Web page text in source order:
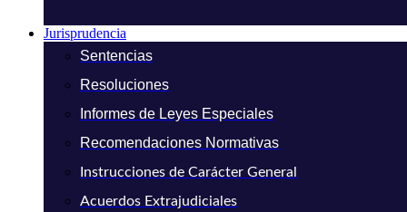
Jurisprudencia
Sentencias
Resoluciones
Informes de Leyes Especiales
Recomendaciones Normativas
Instrucciones de Carácter General
Acuerdos Extrajudiciales